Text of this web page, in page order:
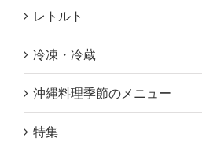
レトルト
冷凍・冷蔵
沖縄料理季節のメニュー
特集